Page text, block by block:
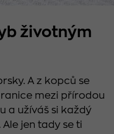
životným
A z kopců se
mezi přírodou
a užíváš si každý
jen tady se ti